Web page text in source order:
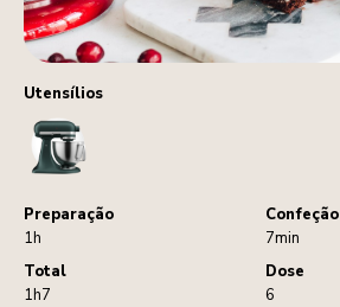
Utensílios
StandMixer
Preparação
1h
Confeção
7min
Total
1h7
Dose
6